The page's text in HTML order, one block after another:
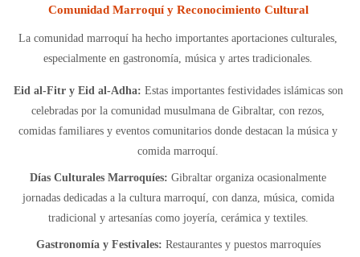
Comunidad Marroquí y Reconocimiento Cultural
La comunidad marroquí ha hecho importantes aportaciones culturales,
especialmente en gastronomía, música y artes tradicionales.
Eid al-Fitr y Eid al-Adha: Estas importantes festividades islámicas son
celebradas por la comunidad musulmana de Gibraltar, con rezos,
comidas familiares y eventos comunitarios donde destacan la música y
comida marroquí.
Días Culturales Marroquíes: Gibraltar organiza ocasionalmente
jornadas dedicadas a la cultura marroquí, con danza, música, comida
tradicional y artesanías como joyería, cerámica y textiles.
Gastronomía y Festivales: Restaurantes y puestos marroquíes